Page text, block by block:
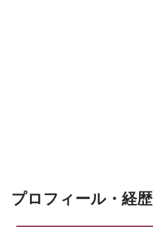
プロフィール・経歴